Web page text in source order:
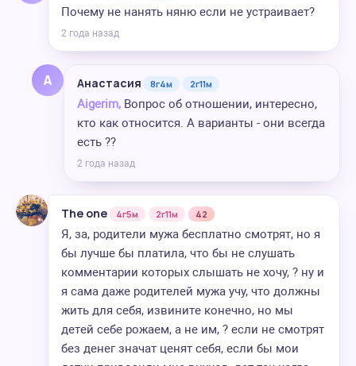
Почему не нанять няню если не устраивает?
2 года назад
А Анастасия 8г4м 2г11м
Aigerim, Вопрос об отношении, интересно,
кто как относится. А варианты - они всегда
есть ??
2 года назад
The one 4г5м 2г11м 42
Я, за, родители мужа бесплатно смотрят, но я
бы лучше бы платила, что бы не слушать
комментарии которых слышать не хочу, ? ну и
я сама даже родителей мужа учу, что должны
жить для себя, извините конечно, но мы
детей себе рожаем, а не им, ? если не смотрят
без денег значат ценят себя, если бы мои